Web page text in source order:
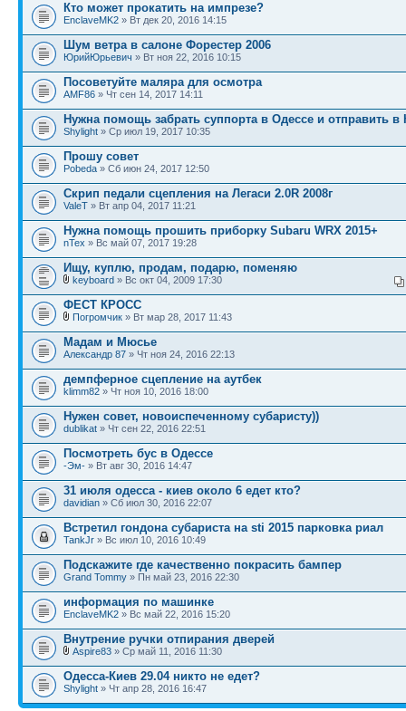
Кто может прокатить на импрезе?
EnclaveMK2 » Вт дек 20, 2016 14:15
Шум ветра в салоне Форестер 2006
ЮрийЮрьевич » Вт ноя 22, 2016 10:15
Посоветуйте маляра для осмотра
AMF86 » Чт сен 14, 2017 14:11
Нужна помощь забрать суппорта в Одессе и отправить в
Shylight » Ср июл 19, 2017 10:35
Прошу совет
Pobeda » Сб июн 24, 2017 12:50
Скрип педали сцепления на Легаси 2.0R 2008г
ValeT » Вт апр 04, 2017 11:21
Нужна помощь прошить приборку Subaru WRX 2015+
nTex » Вс май 07, 2017 19:28
Ищу, куплю, продам, подарю, поменяю
keyboard » Вс окт 04, 2009 17:30
ФЕСТ КРОСС
Погромчик » Вт мар 28, 2017 11:43
Мадам и Мюсье
Александр 87 » Чт ноя 24, 2016 22:13
демпферное сцепление на аутбек
klimm82 » Чт ноя 10, 2016 18:00
Нужен совет, новоиспеченному субаристу))
dublikat » Чт сен 22, 2016 22:51
Посмотреть бус в Одессе
-Эм- » Вт авг 30, 2016 14:47
31 июля одесса - киев около 6 едет кто?
davidian » Сб июл 30, 2016 22:07
Встретил гондона субариста на sti 2015 парковка риал
TankJr » Вс июл 10, 2016 10:49
Подскажите где качественно покрасить бампер
Grand Tommy » Пн май 23, 2016 22:30
информация по машинке
EnclaveMK2 » Вс май 22, 2016 15:20
Внутрение ручки отпирания дверей
Aspire83 » Ср май 11, 2016 11:30
Одесса-Киев 29.04 никто не едет?
Shylight » Чт апр 28, 2016 16:47